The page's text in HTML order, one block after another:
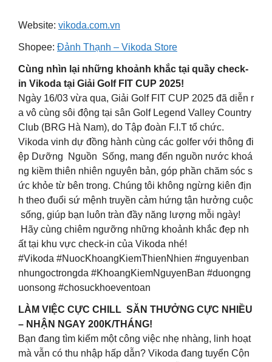
Website: vikoda.com.vn
Shopee: Đảnh Thạnh – Vikoda Store
Cùng nhìn lại những khoảnh khắc tại quầy check-
in Vikoda tại Giải Golf FIT CUP 2025!
Ngày 16/03 vừa qua, Giải Golf FIT CUP 2025 đã diễn r
a vô cùng sôi động tại sân Golf Legend Valley Country
Club (BRG Hà Nam), do Tập đoàn F.I.T tổ chức.
Vikoda vinh dự đồng hành cùng các golfer với thông đi
ệp Dưỡng Nguồn Sống, mang đến nguồn nước khoá
ng kiềm thiên nhiên nguyên bản, góp phần chăm sóc s
ức khỏe từ bên trong. Chúng tôi không ngừng kiên địn
h theo đuổi sứ mệnh truyền cảm hứng tận hưởng cuộc
sống, giúp bạn luôn tràn đầy năng lượng mỗi ngày!
Hãy cùng chiêm ngưỡng những khoảnh khắc đẹp nh
ất tại khu vực check-in của Vikoda nhé!
#Vikoda #NuocKhoangKiemThienNhien #nguyenban
nhungoctrongda #KhoangKiemNguyenBan #duongng
uonsong #chosuckhoeventoan
LÀM VIỆC CỰC CHILL SĂN THƯỞNG CỰC NHIỀU
– NHẬN NGAY 200K/THÁNG!
Bạn đang tìm kiếm một công việc nhẹ nhàng, linh hoạt
mà vẫn có thu nhập hấp dẫn? Vikoda đang tuyển Cộn